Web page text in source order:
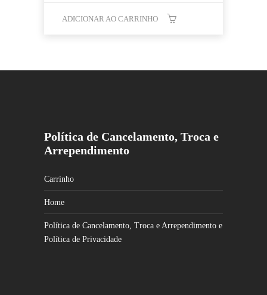
ADICIONAR AO CARRINHO
Política de Cancelamento, Troca e
Arrependimento
Carrinho
Home
Política de Cancelamento, Troca e Arrependimento e
Política de Privacidade